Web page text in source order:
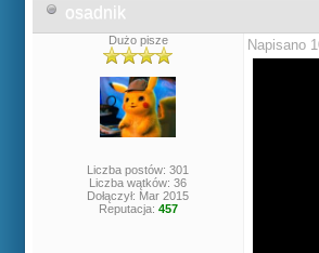
osadnik
Dużo pisze
Liczba postów: 301
Liczba wątków: 36
Dołączył: Mar 2015
Reputacja: 457
Napisano